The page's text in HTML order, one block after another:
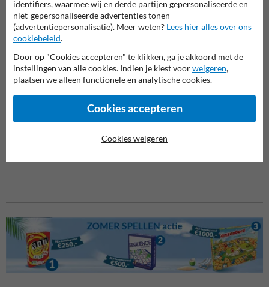
Het bord is gemaakt uitduurzaam aluminium
reflecterende folie, waardoor de boodschap zowel overdag als ’s
nachts goed zichtbaar blijft. Dit draagt bij aan een veilige en
overzichtelijke parkeeromgeving waarin de regels direct worden
begrepen.
gecombineerd met wegsleepinformatie
SB250-uitvoering voor professioneel gebruik
Reflecterende folie voor zichtbaarheid bij dag en nacht
identifiers, waarmee wij en derde partijen gepersonaliseerde en
niet-gepersonaliseerde advertenties tonen
(advertentiepersonalisatie). Meer weten? Lees hier alles over ons
cookiebeleid.
Door op "Cookies accepteren" te klikken, ga je akkoord met de
instellingen van alle cookies. Indien je kiest voorweigeren,
plaatsen we alleen functionele en analytische cookies.
Cookies accepteren
Cookies weigeren